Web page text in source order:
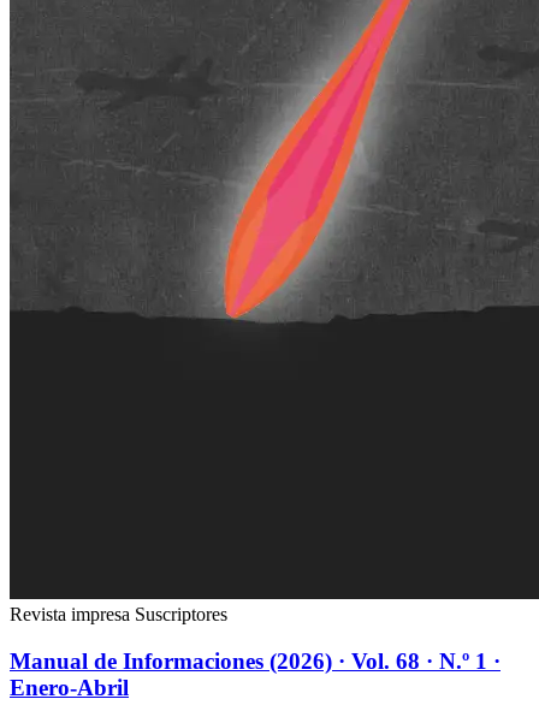
Revista impresa Suscriptores
Manual de Informaciones (2026) · Vol. 68 · N.º 1 ·
Enero-Abril